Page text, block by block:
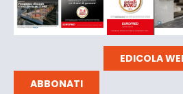
EDICOLA
ABBONATI